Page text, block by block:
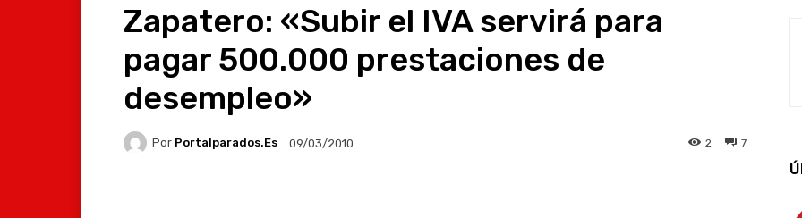
Zapatero: «Subir el IVA servirá para
pagar 500.000 prestaciones de
desempleo»
Por Portalparados.es 09/03/2010 7
2